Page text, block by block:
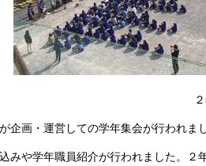
画・運営しての学年集会が行われまし
みや学年職員紹介が行われました。２